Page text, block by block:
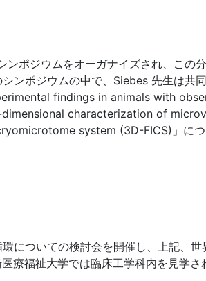
ポジウムをオーガナイズされ、この
ンポジウムの中で、Siebes 先生は共
findings in animals with
dimensional characterization of
system (3D-FICS)」につ
についての検討会を開催し、上記、世
療福祉大学では臨床工学科内を見学さ